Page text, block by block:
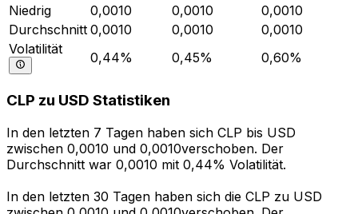
Niedrig
0,0010 0,0010
0,0010
Durchschnitt 0,0010 0,0010
0,0010
Volatilität
0,44% 0,45% 0,60%
CLP zu USD Statistiken
In den letzten 7 Tagen haben sich CLP bis USD
zwischen 0,0010 und 0,0010verschoben. Der
Durchschnitt war 0,0010 mit 0,44% Volatilität.
In den letzten 30 Tagen haben sich die CLP zu USD